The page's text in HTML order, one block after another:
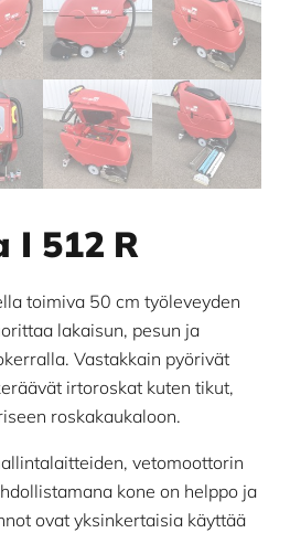
I 512 R
toimiva 50 cm työleveyden
lakaisun, pesun ja
Vastakkain pyörivät
irtoroskat kuten tikut,
roskakaukaloon.
vetomoottorin
kone on helppo ja
ovat yksinkertaisia käyttää